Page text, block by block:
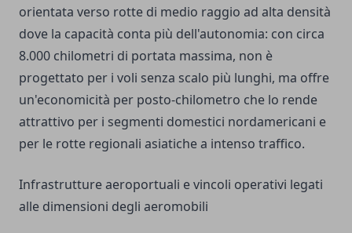
orientata verso rotte di medio raggio ad alta densità
dove la capacità conta più dell'autonomia: con circa
8.000 chilometri di portata massima, non è
progettato per i voli senza scalo più lunghi, ma offre
un'economicità per posto-chilometro che lo rende
attrattivo per i segmenti domestici nordamericani e
per le rotte regionali asiatiche a intenso traffico.
Infrastrutture aeroportuali e vincoli operativi legati
alle dimensioni degli aeromobili